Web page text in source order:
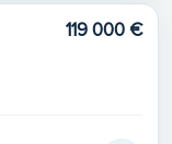
119 000 €